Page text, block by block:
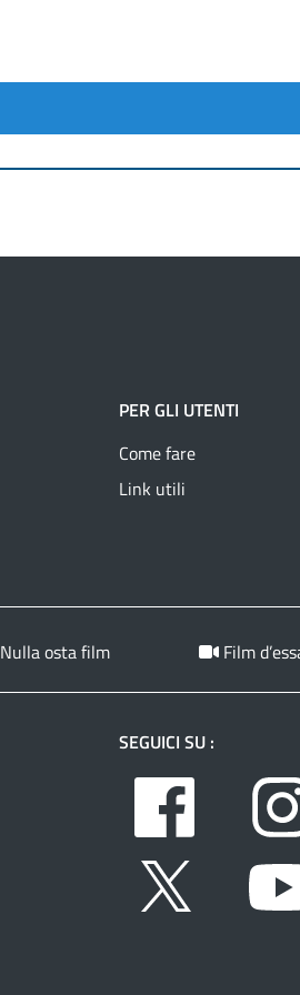
PER GLI UTENTI
Come fare
Link utili
Nulla osta film Film
SEGUICI SU :
Facebook
Twitter